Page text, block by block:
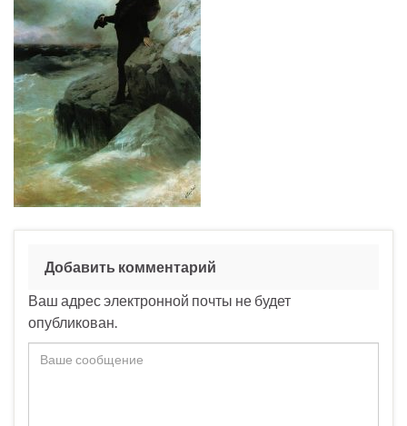
Добавить комментарий
Ваш адрес электронной почты не будет
опубликован.